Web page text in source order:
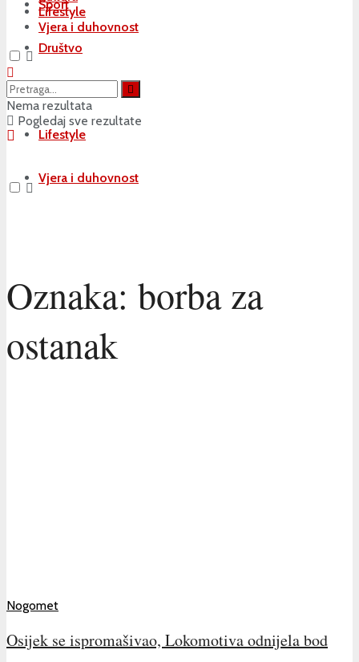
Sport
Društvo
Kultura
Lifestyle
Vjera i duhovnost
Lifestyle
Vjera i duhovnost
Nema rezultata
Pogledaj sve rezultate
Oznaka: borba za
ostanak
Nogomet
Osijek se ispromašivao, Lokomotiva odnijela bod